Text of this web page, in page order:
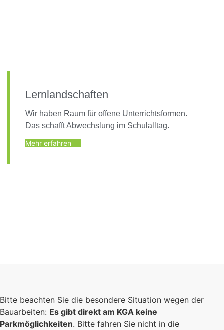
Lernlandschaften
Wir haben Raum für offene Unterrichtsformen.
Das schafft Abwechslung im Schulalltag.
Mehr erfahren
Bitte beachten Sie die besondere Situation wegen der
Bauarbeiten: Es gibt direkt am KGA keine
Parkmöglichkeiten. Bitte fahren Sie nicht in die